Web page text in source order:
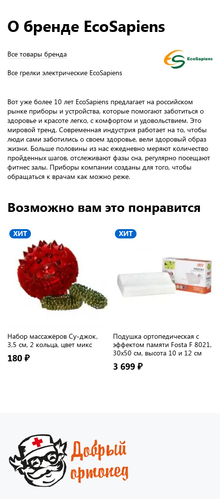
О бренде EcoSapiens
Все товары бренда
Все грелки электрические EcoSapiens
Вот уже более 10 лет EcoSapiens предлагает на российском
рынке приборы и устройства, которые помогают заботиться о
здоровье и красоте легко, с комфортом и удовольствием. Это
мировой тренд. Современная индустрия работает на то, чтобы
люди сами заботились о своем здоровье, вели здоровый образ
жизни. Больше половины из нас ежедневно меряют количество
пройденных шагов, отслеживают фазы сна, регулярно посещают
фитнес залы. Приборы компании созданы для того, чтобы
обращаться к врачам как можно реже.
Возможно вам это понравится
ХИТ
Набор массажёров Су-джок,
3,5 см, 2 кольца, цвет микс
180 ₽
ХИТ
Подушка ортопедическая с
эффектом памяти Fosta F 8021,
30х50 см, высота 10 и 12 см
3 699 ₽